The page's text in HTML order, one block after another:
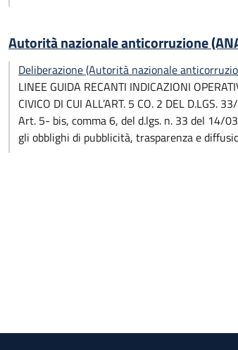
Autorità nazionale anticorruzione
Deliberazione (Autorità nazionale
LINEE GUIDA RECANTI INDICAZIONI
CIVICO DI CUI ALL’ART. 5 CO. 2 DEL D.LGS.
Art. 5- bis, comma 6, del d.lgs. n. 33 del 14/
gli obblighi di pubblicità, trasparenza e